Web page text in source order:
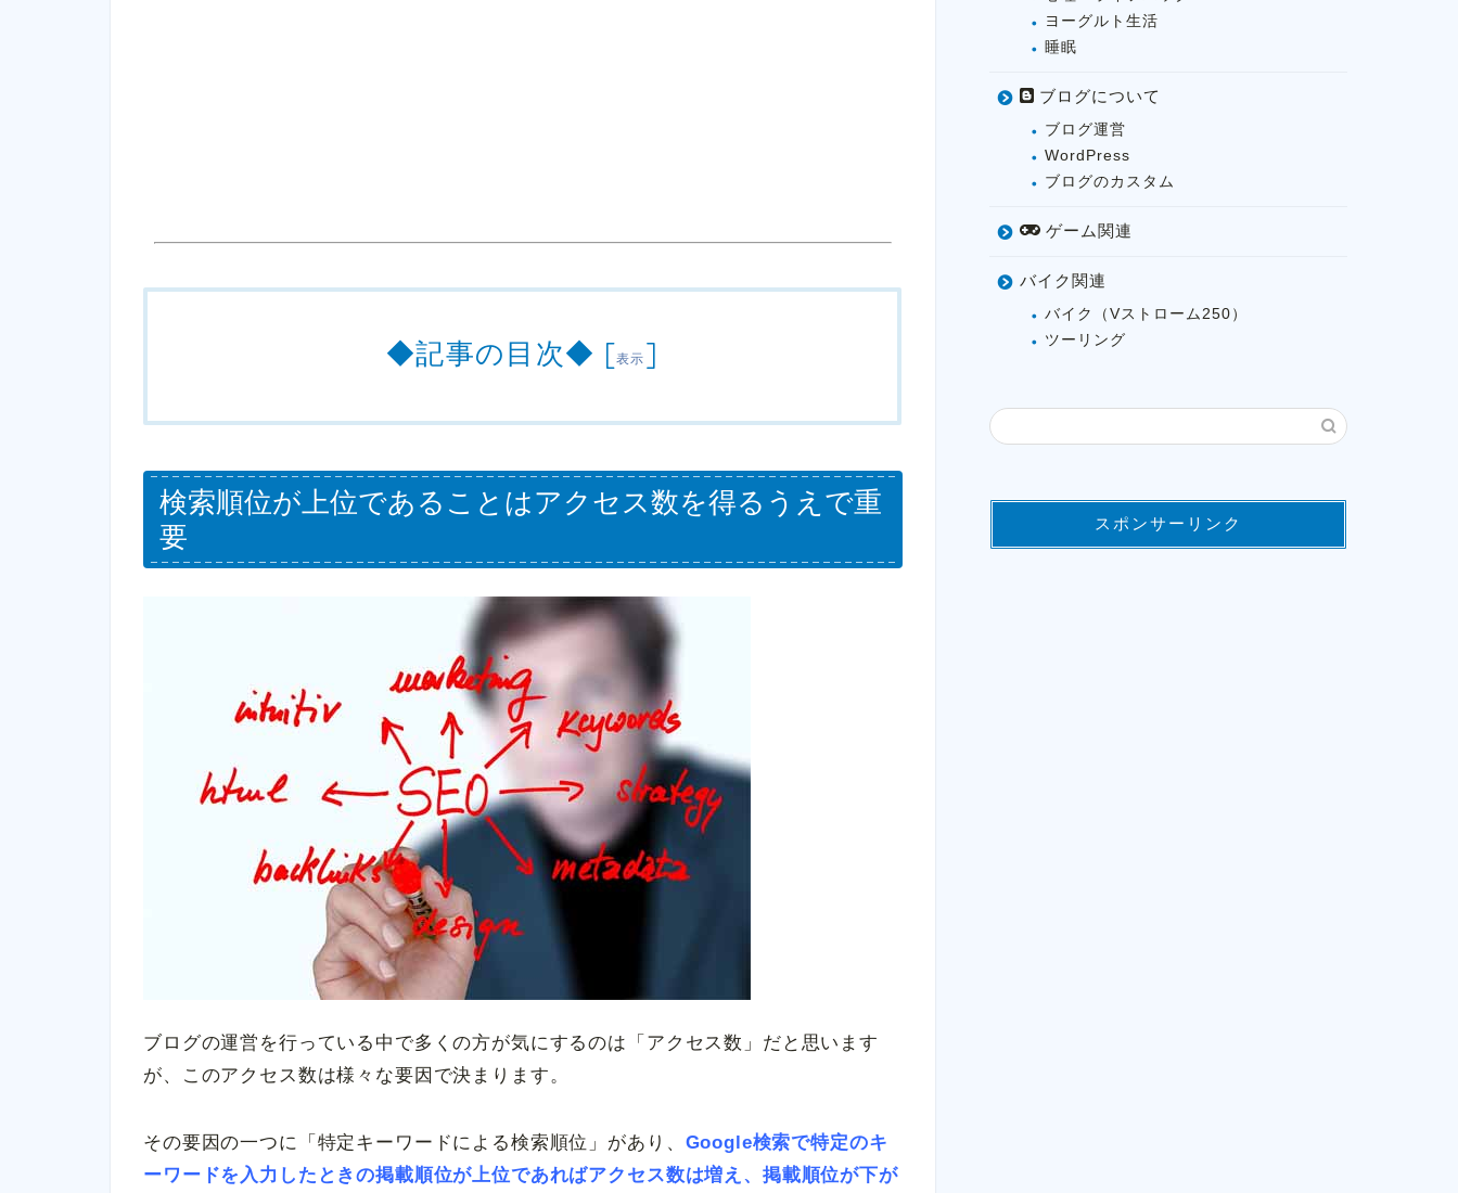
◆記事の目次◆ [表示 ]
検索順位が上位であることはアクセス数を得るうえで重
要
ブログの運営を行っている中で多くの方が気にするのは「アクセス数」だと思います
が、このアクセス数は様々な要因で決まります。
その要因の一つに「特定キーワードによる検索順位」があり、 Google検索で特定のキ
ーワードを入力したときの掲載順位が上位であればアクセス数は増え、掲載順位が下が
ヨーグルト生活
睡眠
ブログについて
ブログ運営
WordPress
ブログのカスタム
ゲーム関連
バイク関連
バイク（Vストローム250）
ツーリング
スポンサーリンク